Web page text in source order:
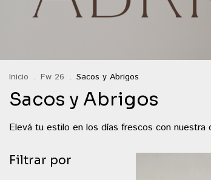
Inicio . Fw 26 . Sacos y Abrigos
Sacos y Abrigos
Elevá tu estilo en los días frescos con
Filtrar por